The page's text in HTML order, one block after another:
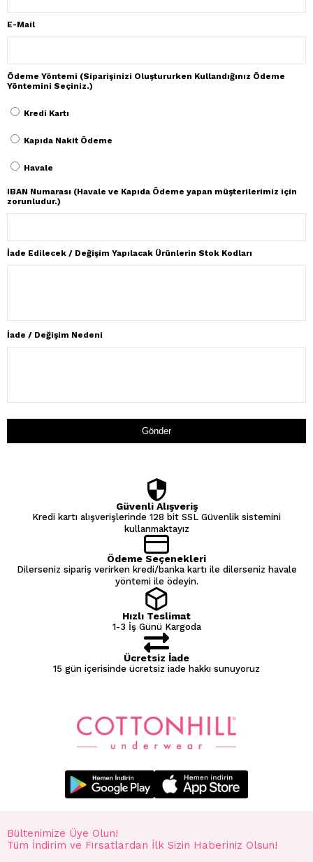
E-Mail
Ödeme Yöntemi (Siparişinizi Oluştururken Kullandığınız Ödeme
Yöntemini Seçiniz.)
Kredi Kartı
Kapıda Nakit Ödeme
Havale
IBAN Numarası (Havale ve Kapıda Ödeme yapan müşterilerimiz için
zorunludur.)
İade Edilecek / Değişim Yapılacak Ürünlerin Stok Kodları
İade / Değişim Nedeni
Gönder
Güvenli Alışveriş
Kredi kartı alışverişlerinde 128 bit SSL Güvenlik sistemini
kullanmaktayız
Ödeme Seçenekleri
Dilerseniz sipariş verirken kredi/banka kartı ile dilerseniz havale
yöntemi ile ödeyin.
Hızlı Teslimat
1-3 İş Günü Kargoda
Ücretsiz İade
15 gün içerisinde ücretsiz iade hakkı sunuyoruz
Bültenimize Üye Olun!
Tüm İndirim ve Fırsatlardan İlk Sizin Haberiniz Olsun!